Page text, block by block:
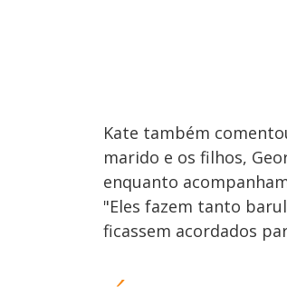
Kate também
marido e os filhos,
enquanto
"Eles fazem tanto
ficassem acordados